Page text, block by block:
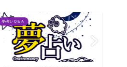
夢占いＱ＆Ａ